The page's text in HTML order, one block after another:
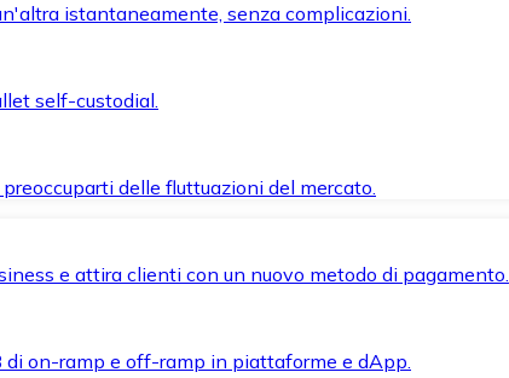
istantaneamente, senza complicazioni.
self-custodial.
delle fluttuazioni del mercato.
e attira clienti con un nuovo metodo di pagamento.
di on-ramp e off-ramp in piattaforme e dApp.